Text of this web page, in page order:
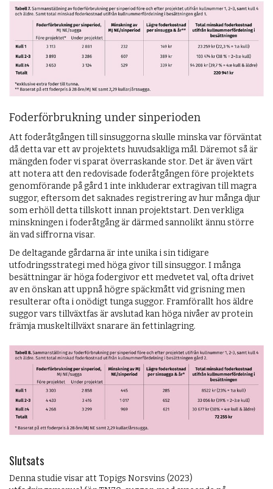
Foderförbrukning under sinperioden
Att foderåtgången till sinsuggorna skulle minska var förväntat
då detta var ett av projektets huvudsakliga mål. Däremot så är
mängden foder vi sparat överraskande stor. Det är även värt
att notera att den redovisade foderåtgången före projektets
genomförande på gård 1 inte inkluderar extragivan till magra
suggor, eftersom det saknades registrering av hur många djur
som erhöll detta tillskott innan projektstart. Den verkliga
minskningen i foderåtgång är därmed sannolikt ännu större
än vad siffrorna visar.
De deltagande gårdarna är inte unika i sin tidigare
utfodringsstrategi med höga givor till sinsuggor. I många
besättningar är höga fodergivor ett medvetet val, ofta drivet
av en önskan att uppnå högre späckmått vid grisning men
resulterar ofta i onödigt tunga suggor. Framförallt hos äldre
suggor vars tillväxtfas är avslutad kan höga nivåer av protein
främja muskeltillväxt snarare än fettinlagring.
Slutsats
Denna studie visar att Topigs Norsvins (2023)